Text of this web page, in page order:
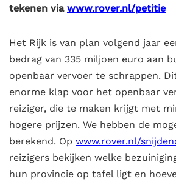
tekenen via www.rover.nl/petitie
Het Rijk is van plan volgend jaar
bedrag van 335 miljoen euro aan
openbaar vervoer te schrappen.
enorme klap voor het openbaar
reiziger, die te maken krijgt met
hogere prijzen. We hebben de
berekend. Op www.rover.nl/
reizigers bekijken welke
hun provincie op tafel ligt en